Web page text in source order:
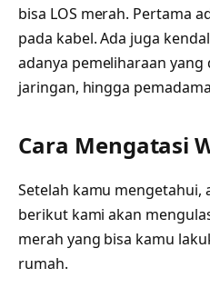
bisa LOS merah. Pertama
pada kabel. Ada juga
adanya pemeliharaan
jaringan, hingga
Cara Mengatasi
Setelah kamu mengetahui,
berikut kami akan
merah yang bisa kamu
rumah.